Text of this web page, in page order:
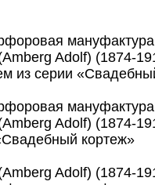
Adolf) (1874-
из серии
Adolf) (1874-
кортеж»
Adolf) (1874-